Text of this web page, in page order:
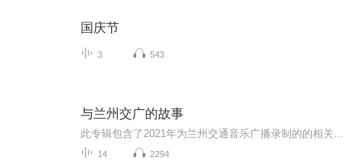
国庆节
3 543
与兰州交广的故事
14 2294